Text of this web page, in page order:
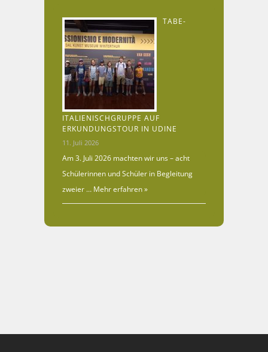
TABE-
ITALIENISCHGRUPPE AUF
ERKUNDUNGSTOUR IN UDINE
11. Juli 2026
Am 3. Juli 2026 machten wir uns – acht
Schülerinnen und Schüler in Begleitung
zweier … Mehr erfahren »